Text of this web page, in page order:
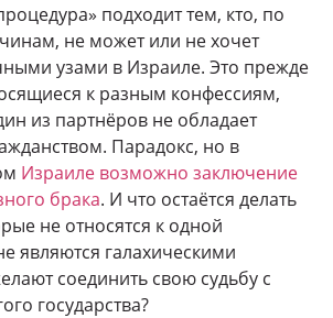
подходит тем, кто, по
не может или не хочет
узами в Израиле. Это прежде
к разным конфессиям,
из партнёров не обладает
Парадокс, но в
Израиле возможно заключение
брака. И что остаётся делать
не относятся к одной
являются галахическими
соединить свою судьбу с
государства?